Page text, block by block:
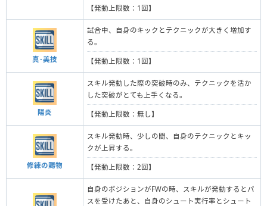
【発動上限数：1回】
真･美技
試合中、自身のキックとテクニックが大きく増加す
る。
【発動上限数：1回】
陽炎
スキル発動した際の突破時のみ、テクニックを活か
した突破がとても上手くなる。
【発動上限数：無し】
修練の賜物
スキル発動時、少しの間、自身のテクニックとキッ
クが上昇する。
【発動上限数：2回】
自身のポジションがFWの時、スキルが発動するとパ
スを受けたあと、自身のシュート実行率とシュート